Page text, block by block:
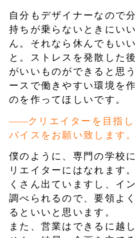
自分もデザイナーなので
持ちが乗らないときにい
ん。それなら休んでもい
と。ストレスを発散した
がいいものができると思
ースで働きやすい環境を
のを作ってほしいです。
クリエイターを目指
バイスをお願い致します。
僕のように、専門の学校
リエイターにはなれます
くさん出ていますし、イ
調べられるので、要領よ
るといいと思います。
また、営業はできるに越